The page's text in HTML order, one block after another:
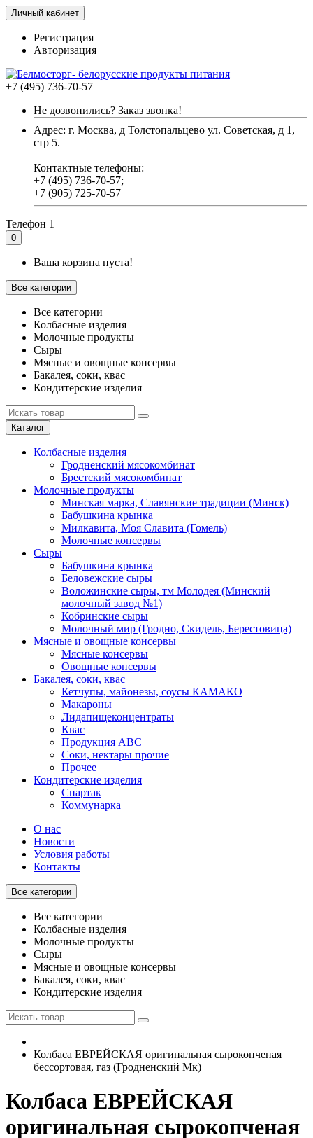
Личный кабинет
Регистрация
Авторизация
+7 (495) 736-70-57
Не дозвонились? Заказ звонка!
Адрес: г. Москва, д Толстопальцево ул. Советская, д 1,
стр 5.
Контактные телефоны:
+7 (495) 736-70-57;
+7 (905) 725-70-57
Телефон 1
0
Ваша корзина пуста!
Все категории
Все категории
Колбасные изделия
Молочные продукты
Сыры
Мясные и овощные консервы
Бакалея, соки, квас
Кондитерские изделия
Каталог
Колбасные изделия
Гродненский мясокомбинат
Брестский мясокомбинат
Молочные продукты
Минская марка, Славянские традиции (Минск)
Бабушкина крынка
Милкавита, Моя Славита (Гомель)
Молочные консервы
Сыры
Бабушкина крынка
Беловежские сыры
Воложинские сыры, тм Молодея (Минский
молочный завод №1)
Кобринские сыры
Молочный мир (Гродно, Скидель, Берестовица)
Мясные и овощные консервы
Мясные консервы
Овощные консервы
Бакалея, соки, квас
Кетчупы, майонезы, соусы КАМАКО
Макароны
Лидапищеконцентраты
Квас
Продукция АВС
Соки, нектары прочие
Прочее
Кондитерские изделия
Спартак
Коммунарка
О нас
Новости
Условия работы
Контакты
Все категории
Все категории
Колбасные изделия
Молочные продукты
Сыры
Мясные и овощные консервы
Бакалея, соки, квас
Кондитерские изделия
Колбаса ЕВРЕЙСКАЯ оригинальная сырокопченая
бессортовая, газ (Гродненский Мк)
Колбаса ЕВРЕЙСКАЯ
оригинальная сырокопченая